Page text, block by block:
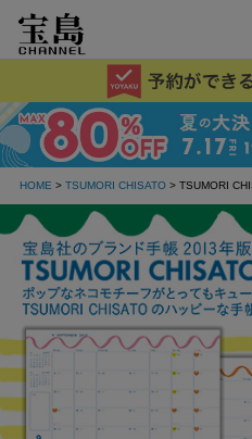
HOME > TSUMORI CHISATO> TSUMORI